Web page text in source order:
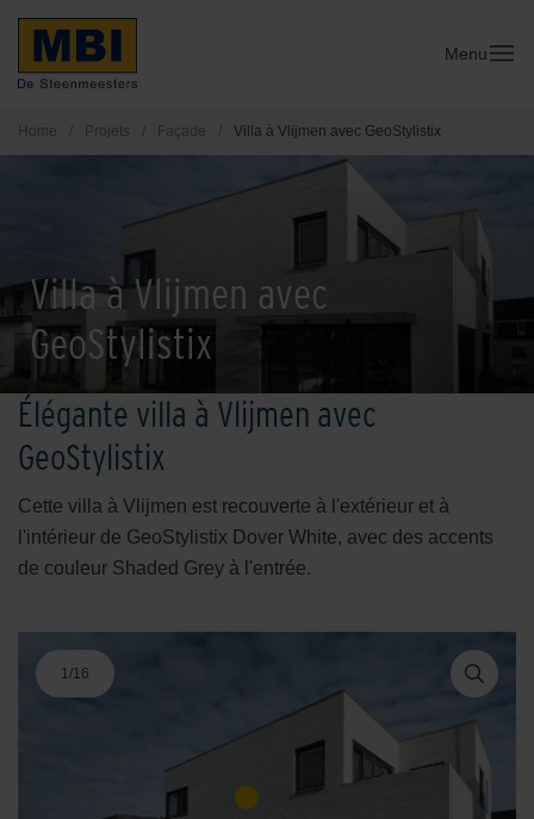
Menu
Home / Projets / Façade / Villa à Vlijmen avec GeoStylistix
Villa à Vlijmen avec
GeoStylistix
Élégante villa à Vlijmen avec
GeoStylistix
Cette villa à Vlijmen est recouverte à l'extérieur et à
l'intérieur de GeoStylistix Dover White, avec des accents
de couleur Shaded Grey à l'entrée.
1/16